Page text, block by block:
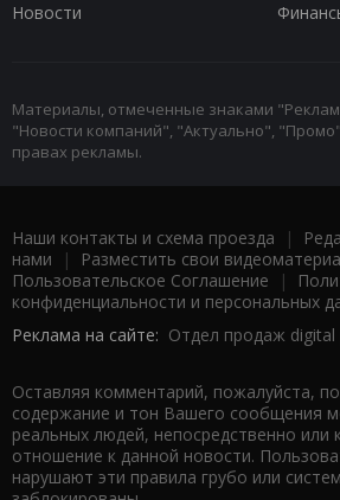
Новости
Материалы, отмеченные знаками
"Новости компаний", "Актуально",
правах рекламы.
Наши контакты и схема проезда |
нами | Разместить свои
Пользовательское Соглашение |
конфиденциальности и персональных
Реклама на сайте: Отдел продаж digital
Оставляя комментарий, пожалуйста,
содержание и тон Вашего сообщения
реальных людей, непосредственно
отношение к данной новости.
нарушают эти правила грубо или